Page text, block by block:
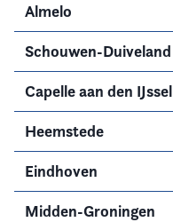
Almelo
Schouwen-Duiveland
Capelle aan den IJssel
Heemstede
Eindhoven
Midden-Groningen